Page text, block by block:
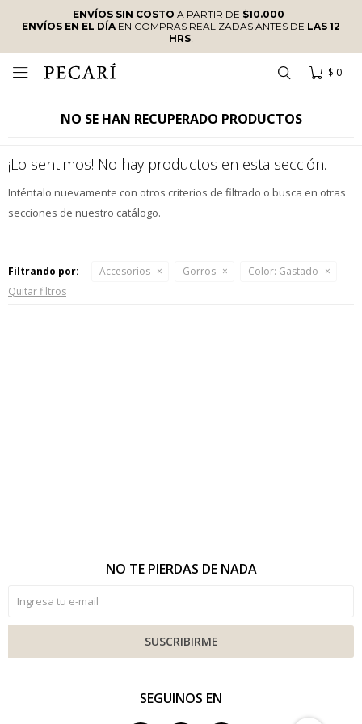
ENVÍOS SIN COSTO A PARTIR DE $10.000 ·
ENVÍOS EN EL DÍAEN COMPRAS REALIZADAS ANTES DE LAS 12
HRS!
$ 0

NO SE HAN RECUPERADO PRODUCTOS
¡Lo sentimos! No hay productos en esta sección.
Inténtalo nuevamente con otros criterios de filtrado o busca en otras
secciones de nuestro catálogo.
Filtrando por: Accesorios Gorros Color: Gastado
Quitar filtros
SEGUINOS EN
NO TE PIERDAS DE NADA
SUSCRIBIRME